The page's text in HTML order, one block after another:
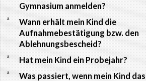
Gymnasium anmelden?
a
Wann erhält mein Kind die
Aufnahmebestätigung bzw. den
Ablehnungsbescheid?
a Hat mein Kind ein Probejahr?
a
Was passiert, wenn mein Kind